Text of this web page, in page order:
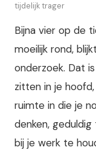
tijdelijk trager
Bijna vier op de
moeilijk rond,
onderzoek. Dat
zitten in je
ruimte in die je
denken,
bij je werk te